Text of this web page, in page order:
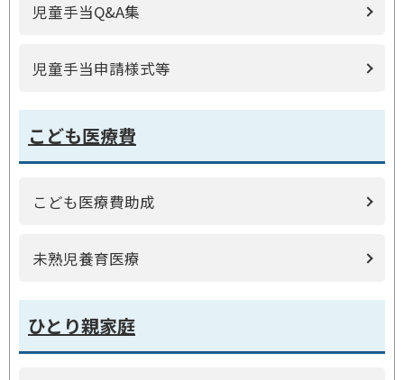
児童手当Q&A集
児童手当申請様式等
こども医療費
こども医療費助成
未熟児養育医療
ひとり親家庭